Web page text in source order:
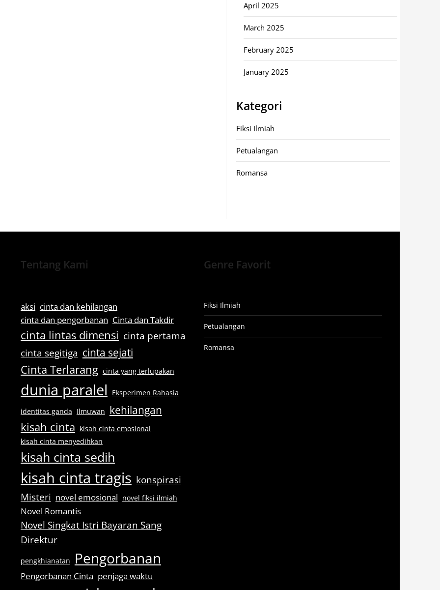
April 2025
March 2025
February 2025
January 2025
Kategori
Fiksi Ilmiah
Petualangan
Romansa
Tentang Kami
aksi cinta dan kehilangan
cinta dan pengorbanan Cinta dan Takdir
cinta lintas dimensi cinta pertama
cinta segitiga cinta sejati
Cinta Terlarang cinta yang terlupakan
dunia paralel
Eksperimen Rahasia
identitas ganda Ilmuwan kehilangan
kisah cinta kisah cinta emosional
kisah cinta menyedihkan
kisah cinta sedih
kisah cinta tragis konspirasi
Misteri novel emosional novel fiksi ilmiah
Novel Romantis
Novel Singkat Istri Bayaran Sang
Direktur
pengkhianatan Pengorbanan
Pengorbanan Cinta penjaga waktu
Genre Favorit
Fiksi Ilmiah
Petualangan
Romansa